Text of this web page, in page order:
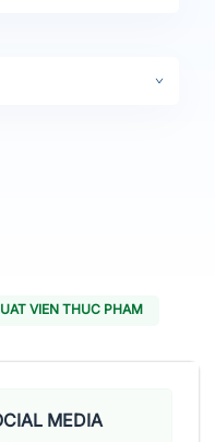
VIEN THUC PHAM
MEDIA